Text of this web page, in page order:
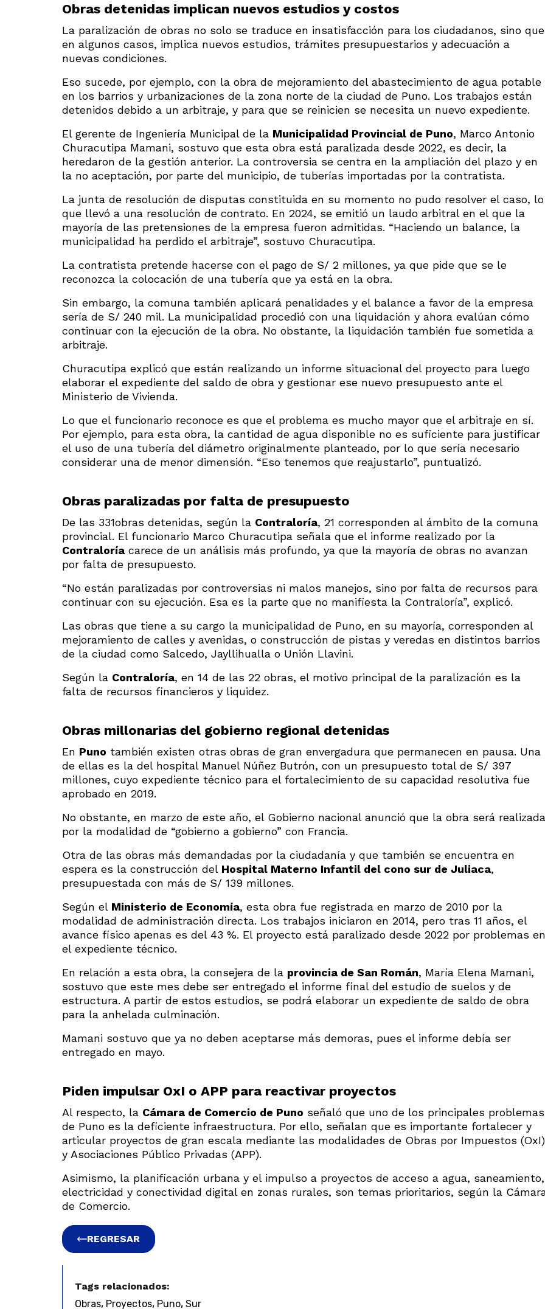
Obras detenidas implican nuevos estudios y costos
La paralización de obras no solo se traduce en insatisfacción para los ciudadanos, sino
en algunos casos, implica nuevos estudios, trámites presupuestarios y adecuación a
nuevas condiciones.
Eso sucede, por ejemplo, con la obra de mejoramiento del abastecimiento de agua potable
en los barrios y urbanizaciones de la zona norte de la ciudad de Puno. Los trabajos están
detenidos debido a un arbitraje, y para que se reinicien se necesita un nuevo expediente.
El gerente de Ingeniería Municipal de la Municipalidad Provincial de Puno, Marco Antonio
Churacutipa Mamani, sostuvo que esta obra está paralizada desde 2022, es decir, la
heredaron de la gestión anterior. La controversia se centra en la ampliación del plazo y en
la no aceptación, por parte del municipio, de tuberías importadas por la contratista.
La junta de resolución de disputas constituida en su momento no pudo resolver el caso, lo
que llevó a una resolución de contrato. En 2024, se emitió un laudo arbitral en el que la
mayoría de las pretensiones de la empresa fueron admitidas. “Haciendo un balance, la
municipalidad ha perdido el arbitraje”, sostuvo Churacutipa.
La contratista pretende hacerse con el pago de S/ 2 millones, ya que pide que se le
reconozca la colocación de una tubería que ya está en la obra.
Sin embargo, la comuna también aplicará penalidades y el balance a favor de la empresa
sería de S/ 240 mil. La municipalidad procedió con una liquidación y ahora evalúan cómo
continuar con la ejecución de la obra. No obstante, la liquidación también fue sometida a
arbitraje.
Churacutipa explicó que están realizando un informe situacional del proyecto para luego
elaborar el expediente del saldo de obra y gestionar ese nuevo presupuesto ante el
Ministerio de Vivienda.
Lo que el funcionario reconoce es que el problema es mucho mayor que el arbitraje en sí.
Por ejemplo, para esta obra, la cantidad de agua disponible no es suficiente para justificar
el uso de una tubería del diámetro originalmente planteado, por lo que sería necesario
considerar una de menor dimensión. “Eso tenemos que reajustarlo”, puntualizó.
Obras paralizadas por falta de presupuesto
De las 331obras detenidas, según la Contraloría, 21 corresponden al ámbito de la comuna
provincial. El funcionario Marco Churacutipa señala que el informe realizado por la
Contraloría carece de un análisis más profundo, ya que la mayoría de obras no avanzan
por falta de presupuesto.
“No están paralizadas por controversias ni malos manejos, sino por falta de recursos para
continuar con su ejecución. Esa es la parte que no manifiesta la Contraloría”, explicó.
Las obras que tiene a su cargo la municipalidad de Puno, en su mayoría, corresponden al
mejoramiento de calles y avenidas, o construcción de pistas y veredas en distintos barrios
de la ciudad como Salcedo, Jayllihualla o Unión Llavini.
Según la Contraloría, en 14 de las 22 obras, el motivo principal de la paralización es la
falta de recursos financieros y liquidez.
Obras millonarias del gobierno regional detenidas
En Puno también existen otras obras de gran envergadura que permanecen en pausa. Una
de ellas es la del hospital Manuel Núñez Butrón, con un presupuesto total de S/ 397
millones, cuyo expediente técnico para el fortalecimiento de su capacidad resolutiva fue
aprobado en 2019.
No obstante, en marzo de este año, el Gobierno nacional anunció que la obra será realizada
por la modalidad de “gobierno a gobierno” con Francia.
Otra de las obras más demandadas por la ciudadanía y que también se encuentra en
espera es la construcción del Hospital Materno Infantil del cono sur de Juliaca,
presupuestada con más de S/ 139 millones.
Según el Ministerio de Economía, esta obra fue registrada en marzo de 2010 por la
modalidad de administración directa. Los trabajos iniciaron en 2014, pero tras 11 años, el
avance físico apenas es del 43 %. El proyecto está paralizado desde 2022 por problemas en
el expediente técnico.
En relación a esta obra, la consejera de la provincia de San Román, María Elena Mamani,
sostuvo que este mes debe ser entregado el informe final del estudio de suelos y de
estructura. A partir de estos estudios, se podrá elaborar un expediente de saldo de obra
para la anhelada culminación.
Mamani sostuvo que ya no deben aceptarse más demoras, pues el informe debía ser
entregado en mayo.
Piden impulsar OxI o APP para reactivar proyectos
Al respecto, la Cámara de Comercio de Puno señaló que uno de los principales problemas
de Puno es la deficiente infraestructura. Por ello, señalan que es importante fortalecer y
articular proyectos de gran escala mediante las modalidades de Obras por Impuestos (OxI)
y Asociaciones Público Privadas (APP).
Asimismo, la planificación urbana y el impulso a proyectos de acceso a agua, saneamiento,
electricidad y conectividad digital en zonas rurales, son temas prioritarios, según la
de Comercio.
REGRESAR
Tags relacionados:
Obras, Proyectos, Puno, Sur